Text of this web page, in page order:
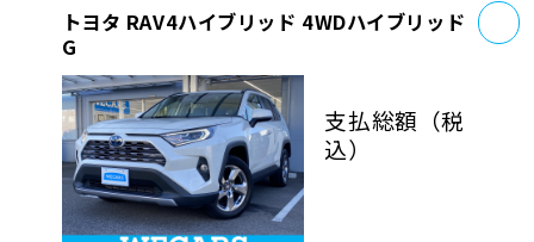
トヨタ RAV4ハイブリッド 4WDハイブリッド
G
支払総額 （税
込）